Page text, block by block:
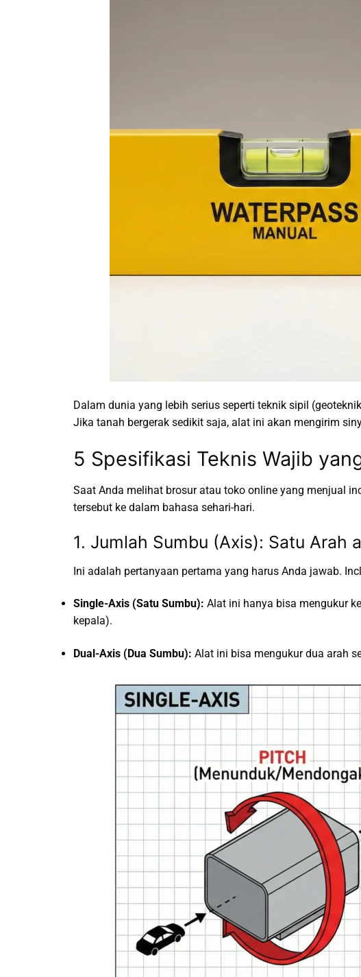
Dalam dunia yang lebih serius seperti teknik sipil
Jika tanah bergerak sedikit saja, alat ini akan mengirim
5 Spesifikasi Teknis Wajib
Saat Anda melihat brosur atau toko online yang menjual
tersebut ke dalam bahasa sehari-hari.
1. Jumlah Sumbu (Axis): Satu Arah
Ini adalah pertanyaan pertama yang harus Anda jawab.
Single-Axis (Satu Sumbu): Alat ini hanya bisa mengukur
kepala).
Dual-Axis (Dua Sumbu): Alat ini bisa mengukur dua arah